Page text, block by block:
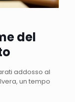
del
addosso al
un tempo